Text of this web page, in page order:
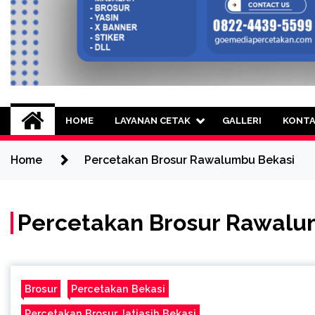
Goe Media
0822-4439-5599 (Call/WA)
HOME LAYANAN CETAK GALLERI
Home Percetakan Brosur Rawalumbu Bekasi
Percetakan Brosur
Brosur Percetakan Bekasi